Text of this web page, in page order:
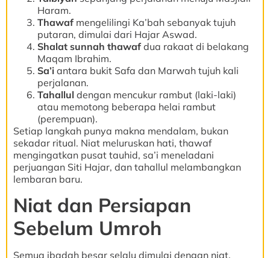
Haram.
Thawaf mengelilingi Ka’bah sebanyak tujuh
putaran, dimulai dari Hajar Aswad.
Shalat sunnah thawaf dua rakaat di belakang
Maqam Ibrahim.
Sa’i antara bukit Safa dan Marwah tujuh kali
perjalanan.
Tahallul dengan mencukur rambut (laki-laki)
atau memotong beberapa helai rambut
(perempuan).
Setiap langkah punya makna mendalam, bukan
sekadar ritual. Niat meluruskan hati, thawaf
mengingatkan pusat tauhid, sa’i meneladani
perjuangan Siti Hajar, dan tahallul melambangkan
lembaran baru.
Niat dan Persiapan
Sebelum Umroh
Semua ibadah besar selalu dimulai dengan niat.